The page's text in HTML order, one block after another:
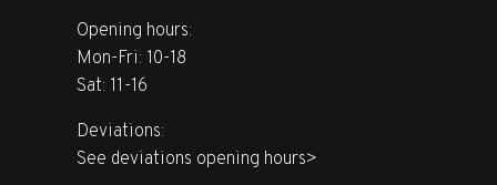
Opening hours:
Mon-Fri: 10-18
Sat: 11-16
Deviations:
See deviations opening hours>